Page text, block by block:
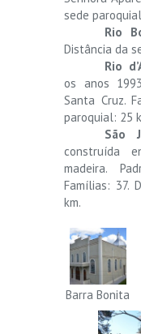
sede
Rio
Distância da
Rio
os anos
Santa Cruz.
paroquial: 25
São
construída
madeira.
Famílias: 37.
km.
Barra Bonita